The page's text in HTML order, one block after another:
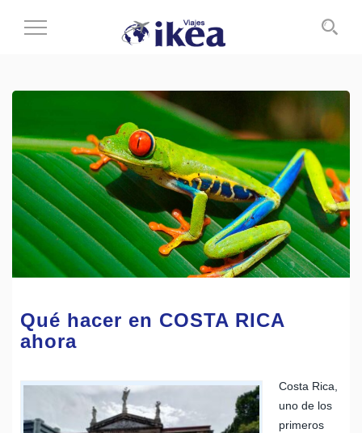
Cambiar
Qué hacer en COSTA RICA
ahora
Costa Rica,
uno de los
primeros